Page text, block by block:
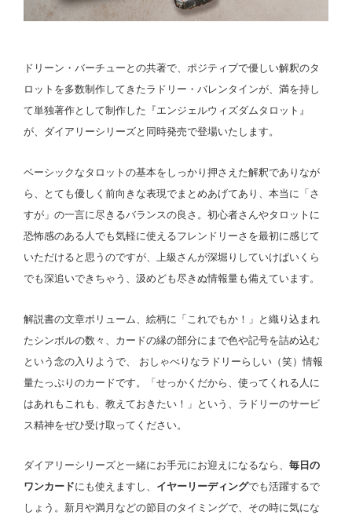
ドリーン・バーチューとの共著で、ポジティブで優しい解釈のタ
ロットを多数制作してきたラドリー・バレンタインが、満を持し
て単独著作として制作した『エンジェルウィズダムタロット』
が、ダイアリーシリーズと同時発売で登場いたします。
ベーシックなタロットの基本をしっかり押さえた解釈でありなが
ら、とても優しく前向きな表現でまとめあげてあり、本当に「さ
すが」の一言に尽きるバランスの良さ。初心者さんやタロットに
恐怖感のある人でも気軽に使えるフレンドリーさを最初に感じて
いただけると思うのですが、上級さんが深堀りしていけばいくら
でも深追いできちゃう、汲めども尽きぬ情報量も備えています。
解説書の文章ボリューム、絵柄に「これでもか！」と織り込まれ
たシンボルの数々、カードの縁の部分にまで色や記号を詰め込む
という念の入りようで、 おしゃべりなラドリーらしい（笑）情報
量たっぷりのカードです。「せっかくだから、使ってくれる人に
はあれもこれも、教えておきたい！」という、ラドリーのサービ
ス精神をぜひ受け取ってください。
ダイアリーシリーズと一緒にお手元にお迎えになるなら、 毎日の
ワンカードにも使えますし、 イヤーリーディングでも活躍するで
しょう。新月や満月などの節目のタイミングで、その時に気にな